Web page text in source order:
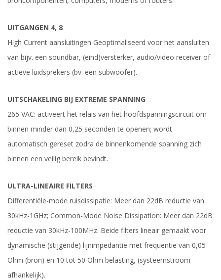
UITGANGEN 4, 8
High Current aansluitingen Geoptimaliseerd voor het aansluiten
van bijv. een soundbar, (eind)versterker, audio/video receiver of
actieve luidsprekers (bv. een subwoofer).
UITSCHAKELING BIJ EXTREME SPANNING
265 VAC: activeert het relais van het hoofdspanningscircuit om
binnen minder dan 0,25 seconden te openen; wordt
automatisch gereset zodra de binnenkomende spanning zich
binnen een veilig bereik bevindt.
ULTRA-LINEAIRE FILTERS
Differentiële-mode ruisdissipatie: Meer dan 22dB reductie van
30kHz-1GHz; Common-Mode Noise Dissipation: Meer dan 22dB
reductie van 30kHz-100MHz. Beide filters lineair gemaakt voor
dynamische (stijgende) lijnimpedantie met frequentie van 0,05
Ohm (bron) en 10 tot 50 Ohm belasting, (systeemstroom
afhankelijk).